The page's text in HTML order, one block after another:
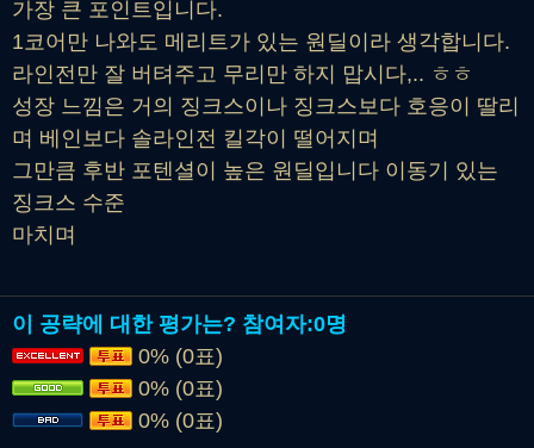
가장 큰 포인트입니다.
1코어만 나와도 메리트가 있는 원딜이라 생각합니다.
라인전만 잘 버텨주고 무리만 하지 맙시다,.. ㅎㅎ
성장 느낌은 거의 징크스이나 징크스보다 호응이 딸리
며 베인보다 솔라인전 킬각이 떨어지며
그만큼 후반 포텐셜이 높은 원딜입니다 이동기 있는
징크스 수준
마치며
이 공략에 대한 평가는? 참여자:0명
0% (0표)
0% (0표)
0% (0표)